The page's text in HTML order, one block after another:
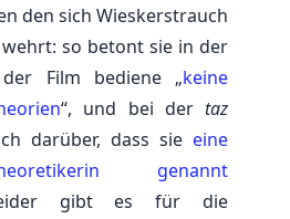
den sich Wieskerstrauch
so betont sie in der
der Film bediene „keine
“, und bei der taz
darüber, dass sie eine
genannt
gibt es für die